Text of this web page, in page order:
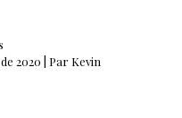
2020 | Par Kevin